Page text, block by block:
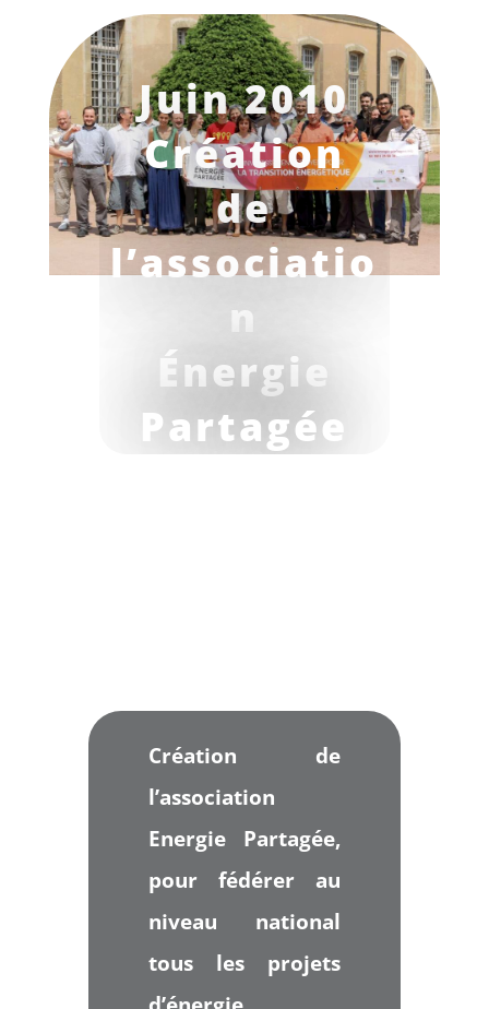
Juin 2010
Création
de
l’associatio
n
Énergie
Partagée
Création de
l’association
Energie Partagée,
pour fédérer au
niveau national
tous les projets